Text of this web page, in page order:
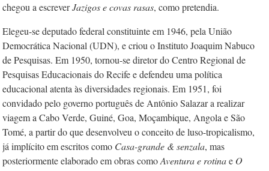
chegou a escreverJazigos e covas rasas, como pretendia.
Elegeu-se deputado federal constituinte em 1946, pela União
Democrática Nacional (UDN), e criou o Instituto Joaquim Nabuco
de Pesquisas. Em 1950, tornou-se diretor do Centro Regional de
Pesquisas Educacionais do Recife e defendeu uma política
educacional atenta às diversidades regionais. Em 1951, foi
convidado pelo governo português de Antônio Salazar a realizar
viagem a Cabo Verde, Guiné, Goa, Moçambique, Angola e São
Tomé, a partir do que desenvolveu o conceito de luso-tropicalismo,
já implícito em escritos como Casa-grande &senzala, mas
posteriormente elaborado em obras comoAventura e rotinae O